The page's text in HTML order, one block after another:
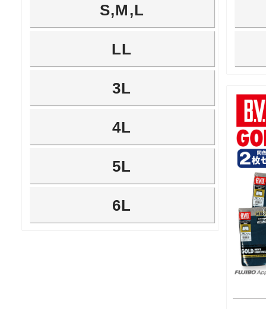
S,M,L
LL
3L
4L
5L
6L